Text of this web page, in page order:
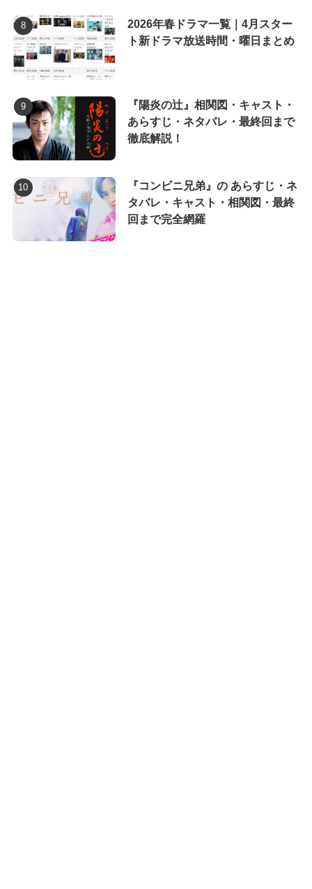
2026年春ドラマ一覧｜4月スター
ト新ドラマ放送時間・曜日まとめ
『陽炎の辻』相関図・キャスト・
あらすじ・ネタバレ・最終回まで
徹底解説！
『コンビニ兄弟』の あらすじ・ネ
タバレ・キャスト・相関図・最終
回まで完全網羅